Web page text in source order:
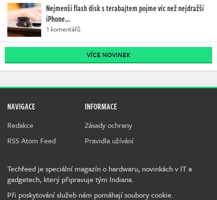
Nejmenší flash disk s terabajtem pojme víc než nejdražší
iPhone…
1 komentářů
VÍCE NOVINEK
NAVIGACE
Redakce
RSS Atom Feed
INFORMACE
Zásady ochrany
Pravidla užívání
Techfeed je speciální magazín o hardwaru, novinkách v IT a
gadgetech, který připravuje tým Indiana.
Při poskytování služeb nám pomáhají soubory cookie.